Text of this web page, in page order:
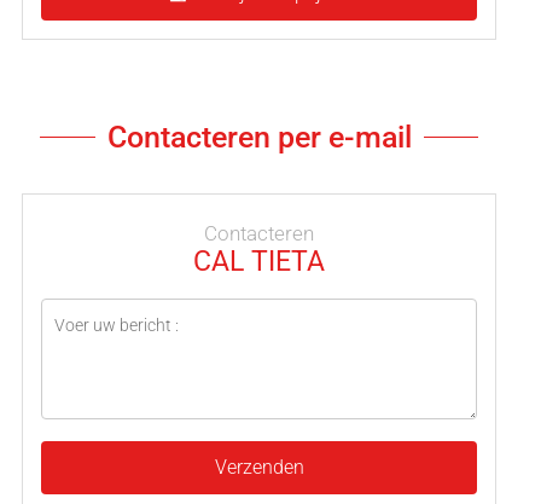
Contacteren per e-mail
Contacteren
CAL TIETA
Verzenden